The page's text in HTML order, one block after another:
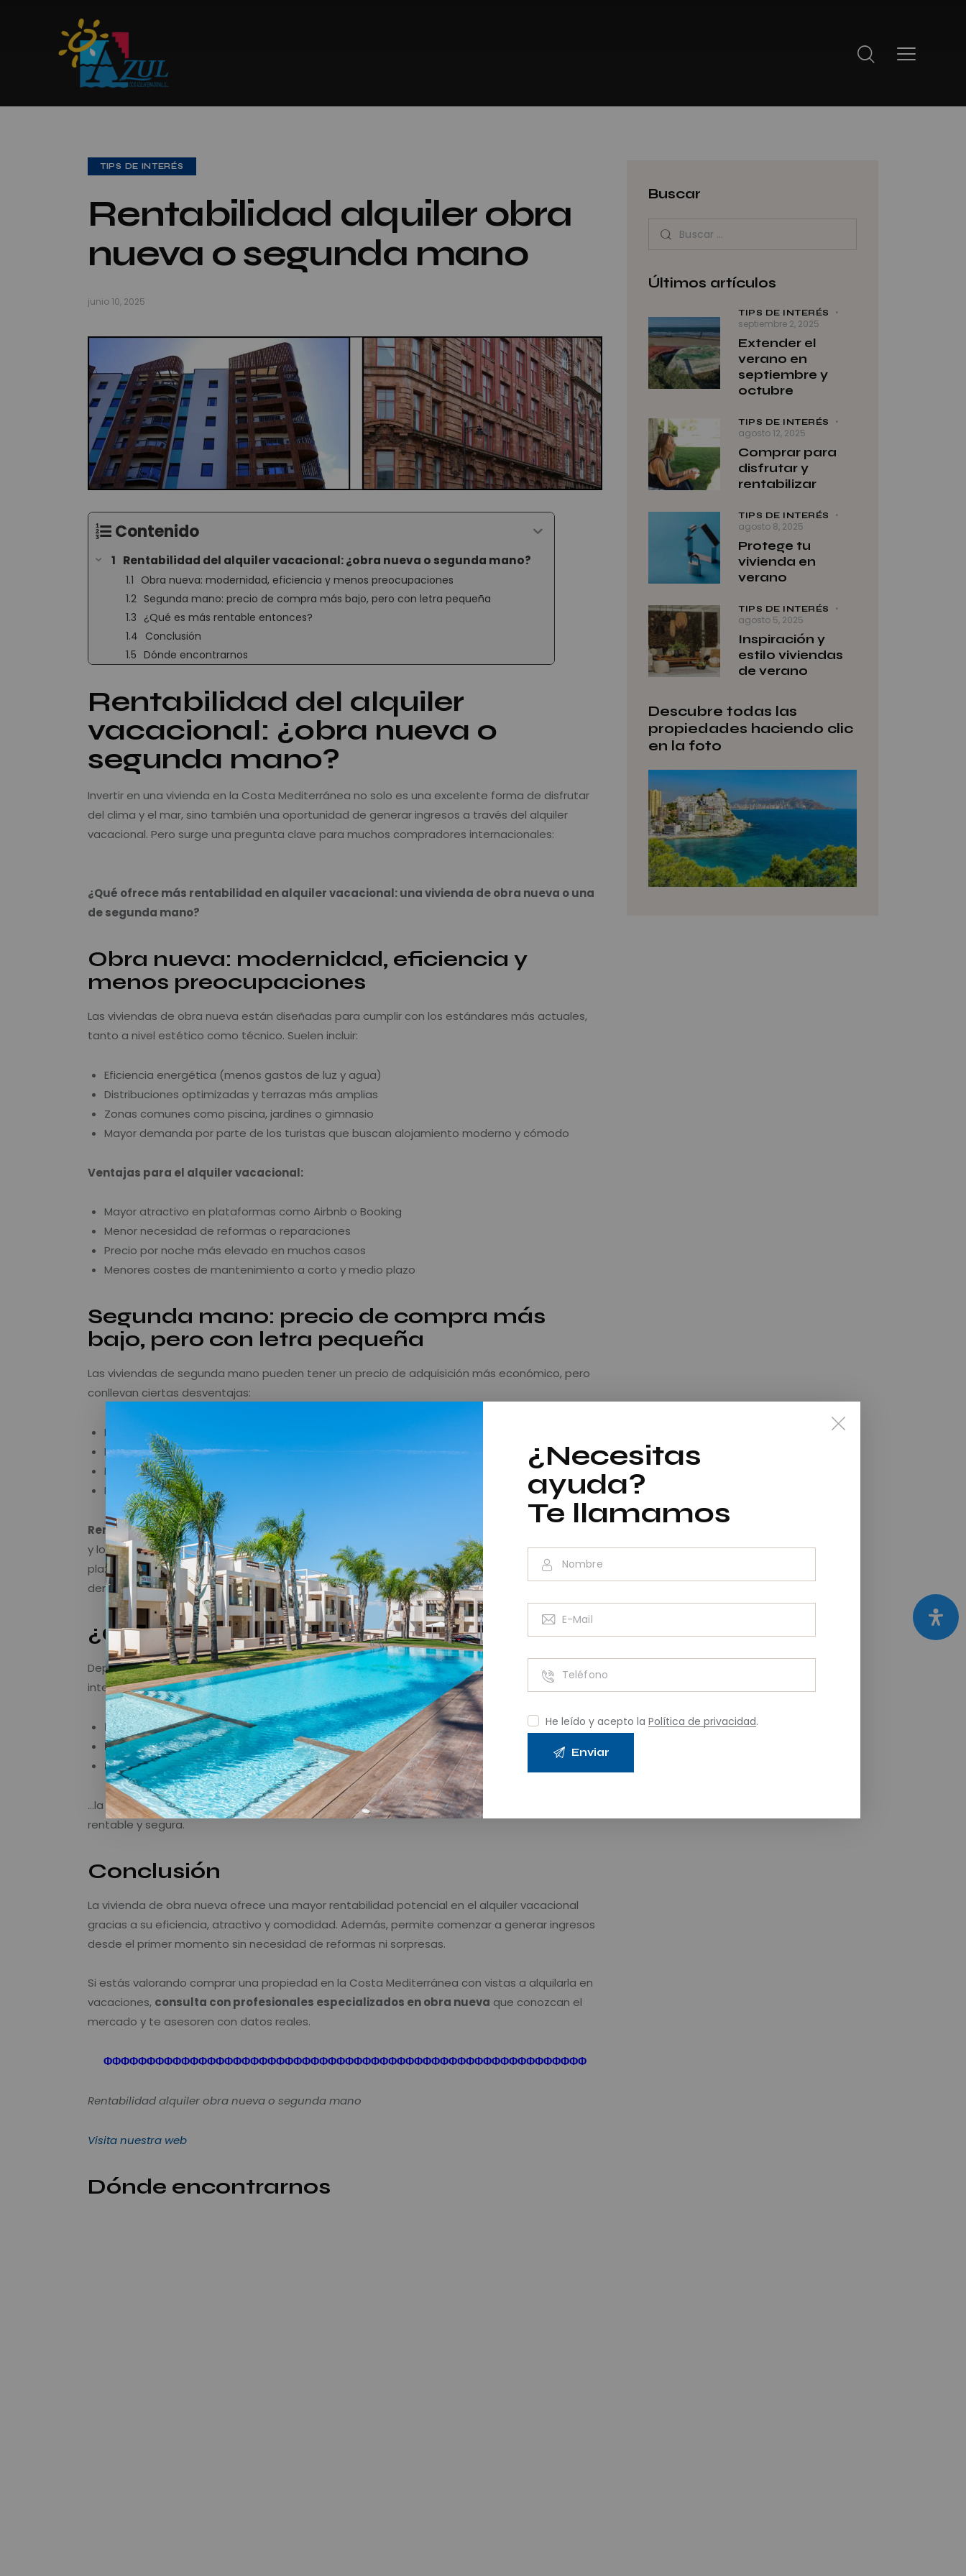
TIPS DE INTERÉS
Rentabilidad alquiler obra
nueva o segunda mano
junio 10, 2025
Contenido
Rentabilidad del alquiler vacacional: ¿obra nueva o segunda mano?
Obra nueva: modernidad, eficiencia y menos preocupaciones
Segunda mano: precio de compra más bajo, pero con letra pequeña
¿Qué es más rentable entonces?
Conclusión
Dónde encontrarnos
Rentabilidad del alquiler
vacacional: ¿obra nueva o
segunda mano?
Invertir en una vivienda en la Costa Mediterránea no solo es una excelente forma de disfrutar
del clima y el mar, sino también una oportunidad de generar ingresos a través del alquiler
vacacional. Pero surge una pregunta clave para muchos compradores internacionales:
¿Qué ofrece más rentabilidad en alquiler vacacional: una vivienda de obra nueva o una
de segunda mano?
Obra nueva: modernidad, eficiencia y
menos preocupaciones
Las viviendas de obra nueva están diseñadas para cumplir con los estándares más actuales,
tanto a nivel estético como técnico. Suelen incluir:
Eficiencia energética (menos gastos de luz y agua)
Distribuciones optimizadas y terrazas más amplias
Zonas comunes como piscina, jardines o gimnasio
Mayor demanda por parte de los turistas que buscan alojamiento moderno y cómodo
Ventajas para el alquiler vacacional:
Mayor atractivo en plataformas como Airbnb o Booking
Menor necesidad de reformas o reparaciones
Precio por noche más elevado en muchos casos
Menores costes de mantenimiento a corto y medio plazo
Segunda mano: precio de compra más
bajo, pero con letra pequeña
Las viviendas de segunda mano pueden tener un precio de adquisición más económico, pero
conllevan ciertas desventajas:
Necesidad de reformas para modernizar el espacio
Mayor consumo energético y menos eficiencia
Posibles costes ocultos en fontanería, electricidad o estructura
Menor atractivo visual si no se actualiza
Rentabilidad ajustada: Si bien la inversión inicial puede ser menor, el coste de puesta a punto
y los posibles contratiempos técnicos pueden reducir notablemente el retorno en el corto
plazo. Además, no todas las propiedades antiguas están ubicadas en zonas turísticas con alta
demanda.
¿Qué es más rentable entonces?
Depende del objetivo y del horizonte de inversión. Sin embargo, en el caso de compradores
internacionales que desean:
Ingresos desde el primer verano
Poca gestión y mantenimiento
Máxima demanda turística
…la obra nueva en zonas como laCosta Blancao laCosta Cálidasuele ser la opción más
rentable y segura.
Conclusión
La vivienda de obra nueva ofrece una mayor rentabilidad potencial en el alquiler vacacional
gracias a su eficiencia, atractivo y comodidad. Además, permite comenzar a generar ingresos
desde el primer momento sin necesidad de reformas ni sorpresas.
Si estás valorando comprar una propiedad en la Costa Mediterránea con vistas a alquilarla en
vacaciones, consulta con profesionales especializados en obra nueva que conozcan el
mercado y te asesoren con datos reales.
ΦΦΦΦΦΦΦΦΦΦΦΦΦΦΦΦΦΦΦΦΦΦΦΦΦΦΦΦΦΦΦΦΦΦΦΦΦΦΦΦΦΦΦΦΦΦΦΦΦΦΦΦΦΦΦΦ
Rentabilidad alquiler obra nueva o segunda mano
Visita nuestra web
Dónde encontrarnos
Buscar
Últimos artículos
TIPS DE INTERÉS
septiembre 2, 2025
Extender el
verano en
septiembre y
octubre
TIPS DE INTERÉS
agosto 12, 2025
Comprar para
disfrutar y
rentabilizar
TIPS DE INTERÉS
agosto 8, 2025
Protege tu
vivienda en
verano
TIPS DE INTERÉS
agosto 5, 2025
Inspiración y
estilo viviendas
de verano
Descubre todas las
propiedades haciendo clic
en la foto
¿Necesitas
ayuda?
Te llamamos
He leído y acepto laPolítica de privacidad.